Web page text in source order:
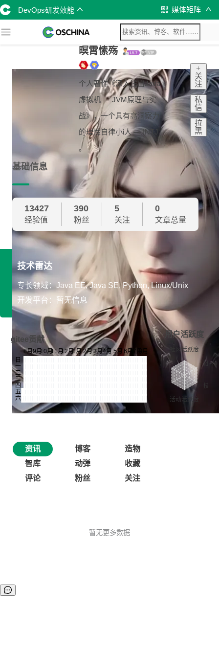
DevOps研发效能 媒体矩阵
暝霄愫殇
个人著作《深入浅出Java
虚拟机 — JVM原理与实
战》，一个具有高洞察力
的理性自律小i人 — INTJ
。
+
关
注
私
信
拉
黑
基础信息
13427
经验值
390
粉丝
5
关注
0
文章总量
技术雷达
专长领域：Java EE, Java SE, Python, Linux/Unix
开发平台：暂无信息
gitee贡献
用户活跃度
资讯 博客
造物
智库
动弹
收藏
评论
粉丝 关注
暂无更多数据